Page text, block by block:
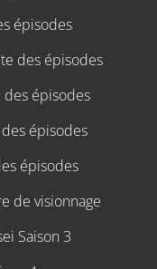
épisodes
des épisodes
des épisodes
épisodes
épisodes
de visionnage
Saison 3